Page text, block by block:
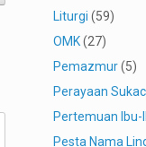
Liturgi (59)
OMK(27)
Pemazmur(5)
Perayaan
Pertemuan Ibu-
Pesta Nama